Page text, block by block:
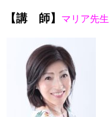
【講 師】 マリア先生